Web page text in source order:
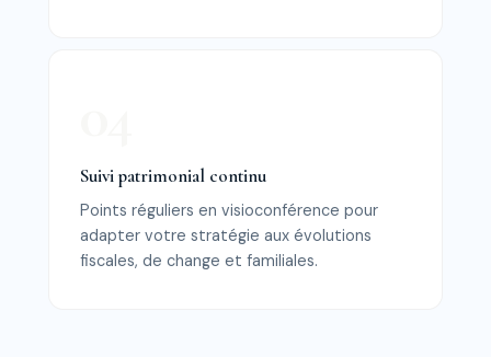
Suivi patrimonial continu
Points réguliers en visioconférence pour
adapter votre stratégie aux évolutions
fiscales, de change et familiales.